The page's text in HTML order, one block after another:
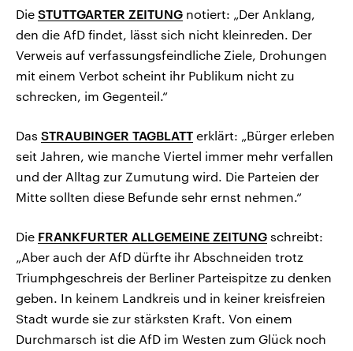
Die STUTTGARTER ZEITUNG notiert: „Der Anklang,
den die AfD findet, lässt sich nicht kleinreden. Der
Verweis auf verfassungsfeindliche Ziele, Drohungen
mit einem Verbot scheint ihr Publikum nicht zu
schrecken, im Gegenteil.“
Das STRAUBINGER TAGBLATT erklärt: „Bürger erleben
seit Jahren, wie manche Viertel immer mehr verfallen
und der Alltag zur Zumutung wird. Die Parteien der
Mitte sollten diese Befunde sehr ernst nehmen.“
Die FRANKFURTER ALLGEMEINE ZEITUNG schreibt:
„Aber auch der AfD dürfte ihr Abschneiden trotz
Triumphgeschreis der Berliner Parteispitze zu denken
geben. In keinem Landkreis und in keiner kreisfreien
Stadt wurde sie zur stärksten Kraft. Von einem
Durchmarsch ist die AfD im Westen zum Glück noch